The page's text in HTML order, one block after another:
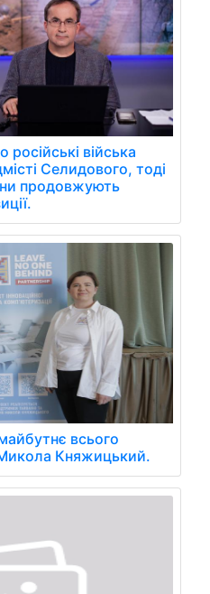
війська
Селидового, тоді
продовжують
всього
Княжицький.